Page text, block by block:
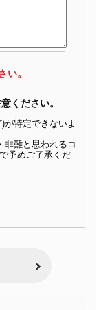
い。
ください。
が特定できないよ
非難と思われるコ
予めご了承くだ